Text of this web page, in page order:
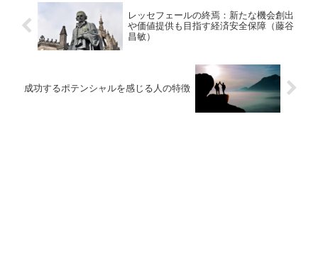
レッセフェールの終焉：新たな機会創出
や価値提供も目指す経済安全保障（藤谷
昌敏）
成功するポテンシャルを感じる人の特徴